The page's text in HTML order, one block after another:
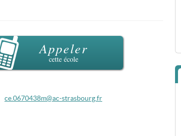
Appeler
cette école
ce.0670438m@ac-strasbourg.fr